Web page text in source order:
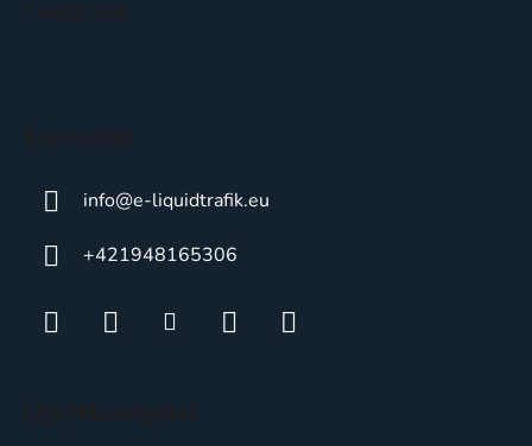
info@e-liquidtrafik.eu
+421948165306